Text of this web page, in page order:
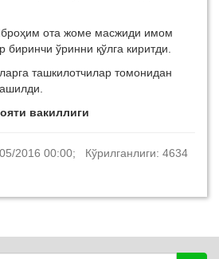
ота жоме масжиди имом
ўринни қўлга киритди.
ташкилотчилар томонидан
вакиллиги
05/2016 00:00; Кўрилганлиги: 4634